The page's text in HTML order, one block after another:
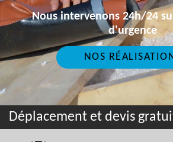
Nous intervenons 24h/24
d'urgence
NOS
Déplacement et devis